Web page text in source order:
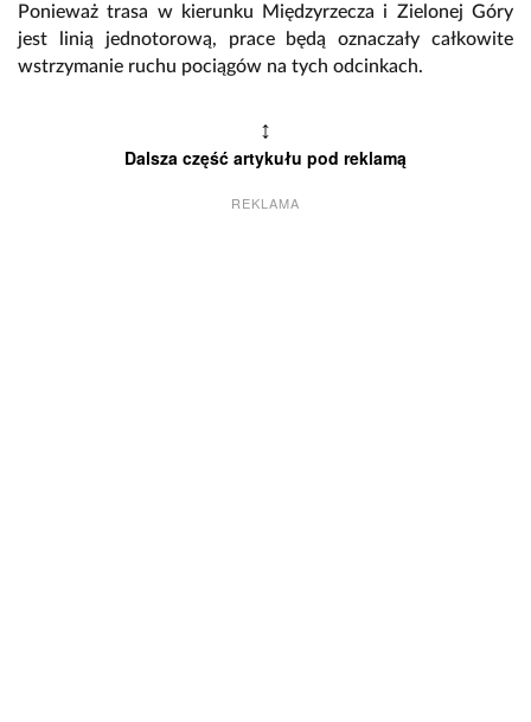
Ponieważ trasa w kierunku Międzyrzecza i Zielonej Góry
jest linią jednotorową, prace będą oznaczały całkowite
wstrzymanie ruchu pociągów na tych odcinkach.
↕
Dalsza część artykułu pod reklamą
REKLAMA